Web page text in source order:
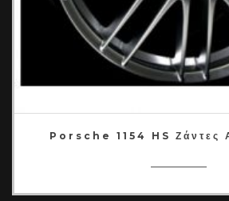
Porsche 1154 HS Ζάντες